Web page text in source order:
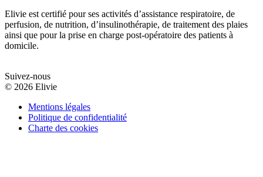
Elivie est certifié pour ses activités d’assistance respiratoire, de
perfusion, de nutrition, d’insulinothérapie, de traitement des plaies
ainsi que pour la prise en charge post-opératoire des patients à
domicile.
Suivez-nous
© 2026 Elivie
Mentions légales
Politique de confidentialité
Charte des cookies